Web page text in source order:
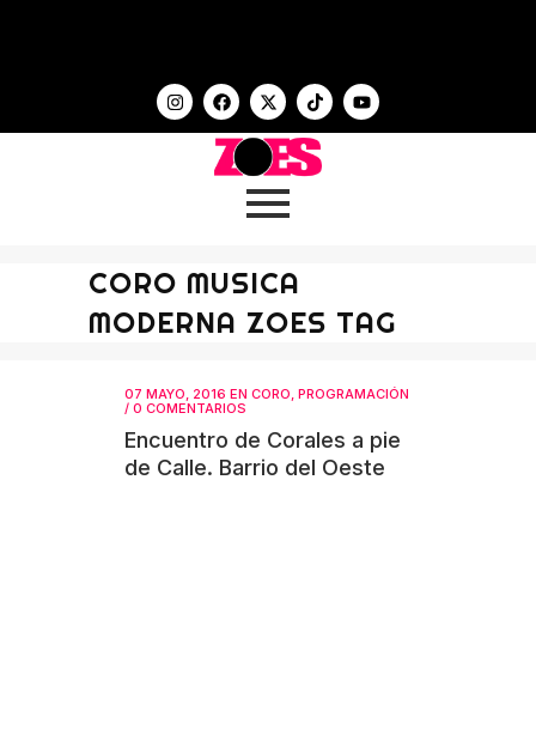
CORO MUSICA
MODERNA ZOES TAG
07 MAYO, 2016 EN CORO, PROGRAMACIÓN
/ 0 COMENTARIOS
Encuentro de Corales a pie
de Calle. Barrio del Oeste